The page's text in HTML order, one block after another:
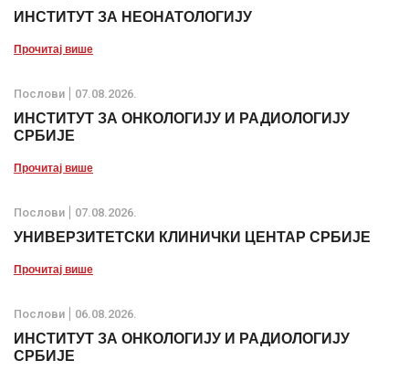
ИНСТИТУТ ЗА НЕОНАТОЛОГИЈУ
Прочитај више
Послови 07.08.2026.
ИНСТИТУТ ЗА ОНКОЛОГИЈУ И РАДИОЛОГИЈУ
СРБИЈЕ
Прочитај више
Послови 07.08.2026.
УНИВЕРЗИТЕТСКИ КЛИНИЧКИ ЦЕНТАР СРБИЈЕ
Прочитај више
Послови 06.08.2026.
ИНСТИТУТ ЗА ОНКОЛОГИЈУ И РАДИОЛОГИЈУ
СРБИЈЕ